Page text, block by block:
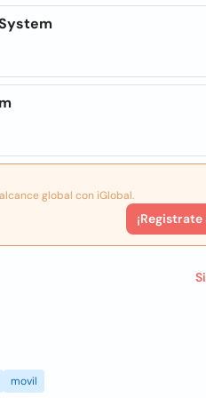
global con iGlobal.
¡Registrate
movil